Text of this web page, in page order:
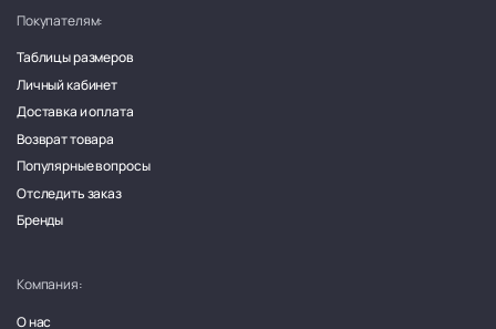
Покупателям:
Таблицы размеров
Личный кабинет
Доставка и оплата
Возврат товара
Популярные вопросы
Отследить заказ
Бренды
Компания:
О нас